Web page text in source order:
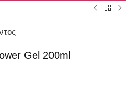
Gel 200ml